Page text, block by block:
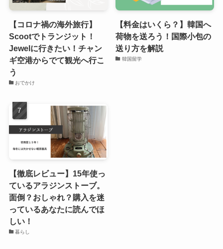
【コロナ禍の海外旅行】
Scootでトランジット！
Jewelに行きたい！チャン
ギ空港からでて観光へ行こ
う
おでかけ
【料金はいくら？】韓国へ
荷物を送ろう！国際小包の
送り方を解説
韓国留学
【徹底レビュー】15年使っ
ているアラジンストーブ。
面倒？おしゃれ？購入を迷
っているあなたに読んでほ
しい！
暮らし